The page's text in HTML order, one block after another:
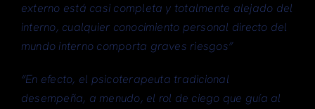
externo está casi completa y totalmente alejado del
interno, cualquier conocimiento personal directo del
mundo interno comporta graves riesgos”
“En efecto, el psicoterapeuta tradicional
desempeña, a menudo, el rol de ciego que guía al